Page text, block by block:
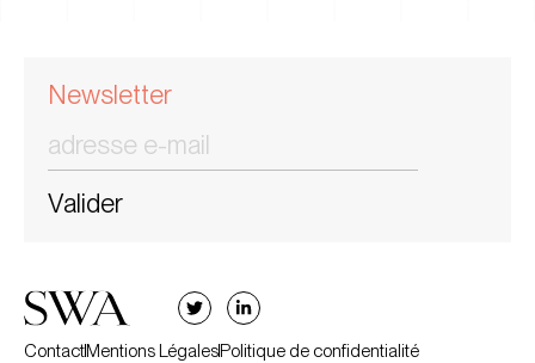
Newsletter
Valider
ContactMentions LégalesPolitique de confidentialité